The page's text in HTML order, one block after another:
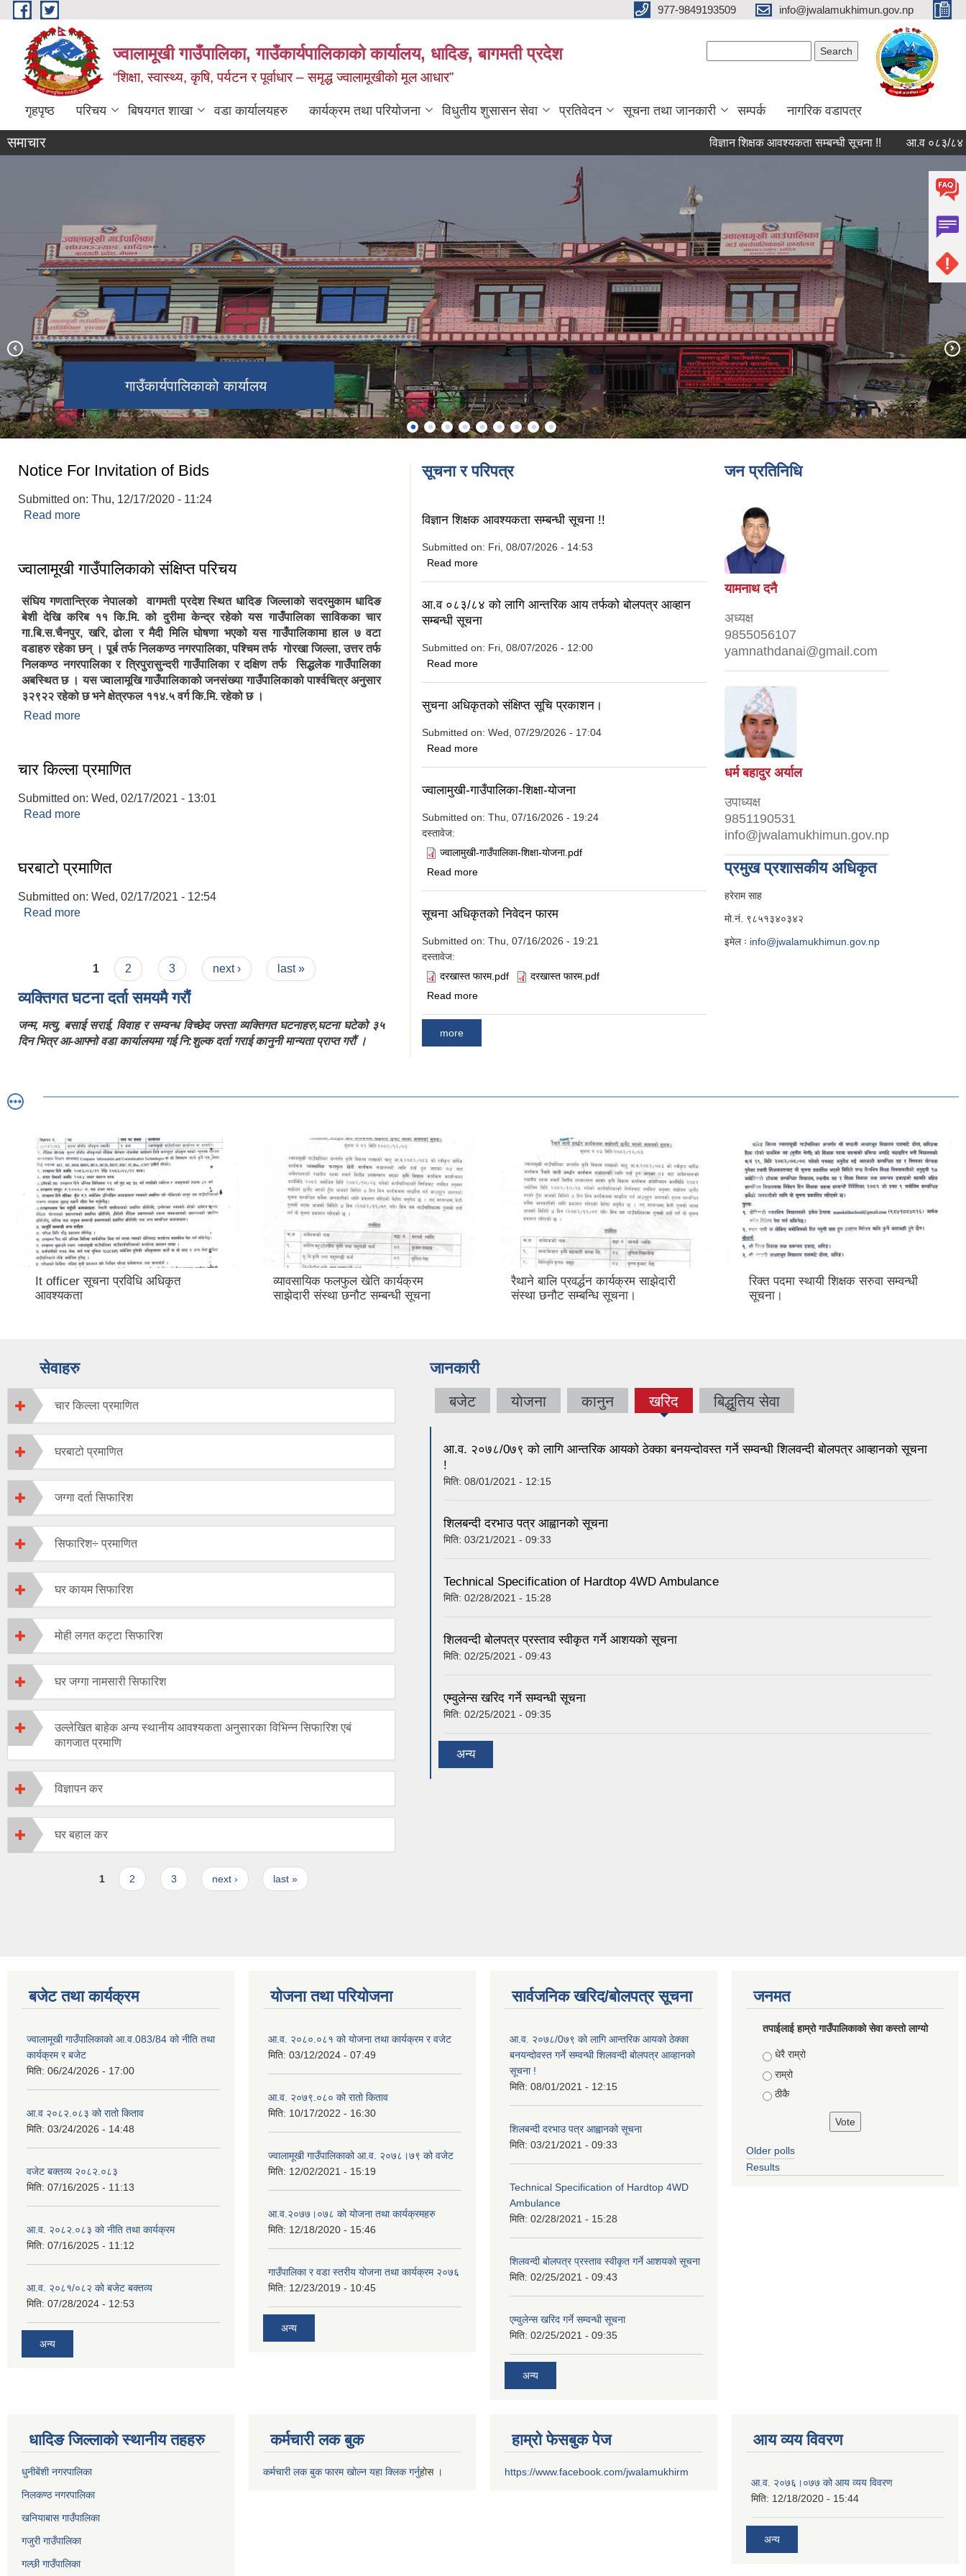
Skip to main content 977-9849193509 info@jwalamukhimun.gov.np
ज्वालामूखी गाउँपालिका, गाउँकार्यपालिकाको कार्यालय, धादिङ, बागमती प्रदेश
“शिक्षा, स्वास्थ्य, कृषि, पर्यटन र पूर्वाधार – समृद्ध ज्वालामूखीको मूल आधार”
गृहपृष्ठ परिचय बिषयगत शाखा वडा कार्यालयहरु कार्यक्रम तथा परियोजना विधुतीय शुसासन सेवा प्रतिवेदन सूचना तथा जानकारी सम्पर्क नागरिक वडापत्र
समाचार विज्ञान शिक्षक आवश्यकता सम्बन्धी सूचना !! आ.व ०८३/८४ को लागि
गाउँकार्यपालिकाकाे कार्यालय
ज्वालामूखीमाइ वडा नं.६
अनकन्या मन्दिर ज्वालामूखी-७
कुमाल बस्ती ज्वालामूखी-१
ढोला मण्डली ज्वालामूखी-४
भदुवार कालिका होमस्टे ज्वालामूखी-५
निर्माणाधिन गाउँपालिकाको प्रशासनिक भवन
नवनिर्वाचित पदाधिकारीहरुको सफत ग्रहण
कार्यक्रम
नवनिर्वाचित पदाधिकारीहरु
Notice For Invitation of Bids
Submitted on: Thu, 12/17/2020 - 11:24
Read more
ज्वालामूखी गाउँपालिकाकाे संक्षिप्त परिचय
संघिय गणतान्त्रिक नेपालको वागमती प्रदेश स्थित धादिङ जिल्लाको सदरमुकाम धादिङ
बेशी देखि करिब ११ कि.मि. को दुरीमा केन्द्र रहेको यस गाउँपालिका साविकका चार
गा.बि.स.चैनपुर, खरि, ढोला र मैदी मिलि घोषणा भएको यस गाउँपालिकामा हाल ७ वटा
वडाहरु रहेका छन् । पूर्ब तर्फ निलकण्ठ नगरपालिका, पश्चिम तर्फ गोरखा जिल्ला, उत्तर तर्फ
निलकण्ठ नगरपालिका र त्रिपुरासुन्दरी गाउँपालिका र दक्षिण तर्फ सिद्धलेक गाउँपालिका
अबस्थित छ । यस ज्वालामूखि गाउँपालिकाको जनसंख्या गाउँपालिकाको पार्श्वचित्र अनुसार
३२९२२ रहेको छ भने क्षेत्रफल ११४.५ वर्ग कि.मि. रहेको छ ।
Read more
चार किल्ला प्रमाणित
Submitted on: Wed, 02/17/2021 - 13:01
Read more
घरबाटो प्रमाणित
Submitted on: Wed, 02/17/2021 - 12:54
Read more
1 2 3 next › last »
व्यक्तिगत घटना दर्ता समयमै गरौं
जन्म, मत्यु, बसाई सराई, विवाह र सम्वन्ध विच्छेद जस्ता व्यक्तिगत घटनाहरु,घटना घटेको ३५
दिन भित्र आ-आफ्नो वडा कार्यालयमा गई नि:शुल्क दर्ता गराई कानुनी मान्यता प्राप्त गरौं ।
सूचना र परिपत्र
विज्ञान शिक्षक आवश्यकता सम्बन्धी सूचना !!
Submitted on: Fri, 08/07/2026 - 14:53
Read more
आ.व ०८३/८४ को लागि आन्तरिक आय तर्फको बोलपत्र आव्हान
सम्बन्धी सूचना
Submitted on: Fri, 08/07/2026 - 12:00
Read more
सुचना अधिकृतको संक्षिप्त सूचि प्रकाशन।
Submitted on: Wed, 07/29/2026 - 17:04
Read more
ज्वालामुखी-गाउँपालिका-शिक्षा-योजना
Submitted on: Thu, 07/16/2026 - 19:24
दस्तावेज:
ज्वालामुखी-गाउँपालिका-शिक्षा-योजना.pdf
Read more
सूचना अधिकृतको निवेदन फारम
Submitted on: Thu, 07/16/2026 - 19:21
दस्तावेज:
दरखास्त फारम.pdf
दरखास्त फारम.pdf
Read more
more
जन प्रतिनिधि
यामनाथ दनै
अध्यक्ष
9855056107
yamnathdanai@gmail.com
धर्म बहादुर अर्याल
उपाध्यक्ष
9851190531
info@jwalamukhimun.gov.np
प्रमुख प्रशासकीय अधिकृत
हरेराम साह
मो.नं. ९८५१३४०३४२
इमेल ः info@jwalamukhimun.gov.np
It officer सूचना प्रविधि अधिकृत
आवश्यकता
व्यावसायिक फलफुल खेति कार्यक्रम
साझेदारी संस्था छनौट सम्बन्धी सूचना
रैथाने बालि प्रवर्द्धन कार्यक्रम साझेदारी
संस्था छनौट सम्बन्धि सूचना।
रिक्त पदमा स्थायी शिक्षक सरुवा सम्वन्धी
सूचना।
सेवाहरु
चार किल्ला प्रमाणित
घरबाटो प्रमाणित
जग्गा दर्ता सिफारिश
सिफारिश÷ प्रमाणित
घर कायम सिफारिश
मोही लगत कट्टा सिफारिश
घर जग्गा नामसारी सिफारिश
उल्लेखित बाहेक अन्य स्थानीय आवश्यकता अनुसारका विभिन्न सिफारिश एबं
कागजात प्रमाणि
विज्ञापन कर
घर बहाल कर
1 2 3 next › last »
जानकारी
बजेट याेजना कानुन खरिद
(active
बिद्धुतिय सेवा
आ.व. २०७८/0७९ को लागि आन्तरिक आयको ठेक्का बनयन्दोवस्त गर्ने सम्वन्धी शिलवन्दी बोलपत्र आव्हानको सूचना
!
मिति: 08/01/2021 - 12:15
शिलबन्दी दरभाउ पत्र आह्वानको सूचना
मिति: 03/21/2021 - 09:33
Technical Specification of Hardtop 4WD Ambulance
मिति: 02/28/2021 - 15:28
शिलवन्दी बोलपत्र प्रस्ताव स्वीकृत गर्ने आशयको सूचना
मिति: 02/25/2021 - 09:43
एम्वुलेन्स खरिद गर्ने सम्वन्धी सूचना
मिति: 02/25/2021 - 09:35
अन्य
बजेट तथा कार्यक्रम
ज्वालामूखी गाउँपालिकाको आ.व.083/84 को नीति तथा
कार्यक्रम र बजेट
मिति: 06/24/2026 - 17:00
आ.व २०८२.०८३ को रातो किताव
मिति: 03/24/2026 - 14:48
वजेट बक्तव्य २०८२.०८३
मिति: 07/16/2025 - 11:13
आ.व. २०८२.०८३ को नीति तथा कार्यक्रम
मिति: 07/16/2025 - 11:12
आ.व. २०८१/०८२ को बजेट बक्तव्य
मिति: 07/28/2024 - 12:53
अन्य
योजना तथा परियोजना
आ.व. २०८०.०८१ को योजना तथा कार्यक्रम र वजेट
मिति: 03/12/2024 - 07:49
आ.व. २०७९.०८० को रातो किताव
मिति: 10/17/2022 - 16:30
ज्वालामूखी गाउँपालिकाको आ.व. २०७८।७९ को वजेट
मिति: 12/02/2021 - 15:19
आ.व.२०७७।०७८ को योजना तथा कार्यक्रमहरु
मिति: 12/18/2020 - 15:46
गाउँपालिका र वडा स्तरीय योजना तथा कार्यक्रम २०७६
मिति: 12/23/2019 - 10:45
अन्य
सार्वजनिक खरिद/बोलपत्र सूचना
आ.व. २०७८/0७९ को लागि आन्तरिक आयको ठेक्का
बनयन्दोवस्त गर्ने सम्वन्धी शिलवन्दी बोलपत्र आव्हानको
सूचना !
मिति: 08/01/2021 - 12:15
शिलबन्दी दरभाउ पत्र आह्वानको सूचना
मिति: 03/21/2021 - 09:33
Technical Specification of Hardtop 4WD
Ambulance
मिति: 02/28/2021 - 15:28
शिलवन्दी बोलपत्र प्रस्ताव स्वीकृत गर्ने आशयको सूचना
मिति: 02/25/2021 - 09:43
एम्वुलेन्स खरिद गर्ने सम्वन्धी सूचना
मिति: 02/25/2021 - 09:35
अन्य
जनमत
तपाईलाई हाम्रो गाउँपालिकाको सेवा कस्तो लाग्यो
Choices
धेरै राम्रो
राम्रो
ठीकै
Older polls
Results
धादिङ जिल्लाकाे स्थानीय तहहरु
धुनीबेंशी नगरपालिका
निलकण्ठ नगरपालिका
खनियाबास गाउँपालिका
गजुरी गाउँपालिका
गल्छी गाउँपालिका
कर्मचारी लक बुक
कर्मचारी लक बुक फारम खोल्न यहा क्लिक गर्नुहाेस ।
हाम्रो फेसबुक पेज
https://www.facebook.com/jwalamukhirm
आय व्यय विवरण
आ.व. २०७६।०७७ को आय व्यय विवरण
मिति: 12/18/2020 - 15:44
अन्य